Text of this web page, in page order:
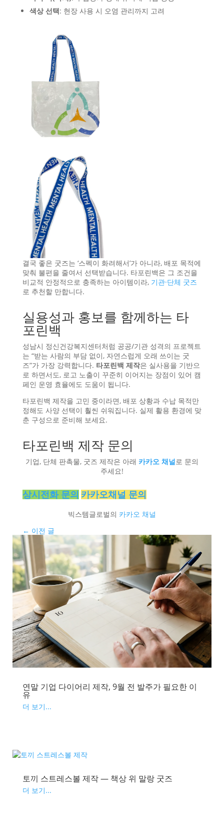
색상 선택: 현장 사용 시 오염 관리까지 고려
결국 좋은 굿즈는 ‘스펙이 화려해서’가 아니라, 배포 목적에
맞춰 불편을 줄여서 선택받습니다. 타포린백은 그 조건을
비교적 안정적으로 충족하는 아이템이라, 기관·단체 굿즈
로 추천할 만합니다.
실용성과 홍보를 함께하는 타
포린백
성남시 정신건강복지센터처럼 공공/기관 성격의 프로젝트
는 “받는 사람의 부담 없이, 자연스럽게 오래 쓰이는 굿
즈”가 가장 강력합니다. 타포린백 제작은 실사용을 기반으
로 하면서도, 로고 노출이 꾸준히 이어지는 장점이 있어 캠
페인 운영 효율에도 도움이 됩니다.
타포린백 제작을 고민 중이라면, 배포 상황과 수납 목적만
정해도 사양 선택이 훨씬 쉬워집니다. 실제 활용 환경에 맞
춘 구성으로 준비해 보세요.
타포린백 제작 문의
기업, 단체 판촉물, 굿즈 제작은 아래 카카오 채널로 문의
주세요!
상시전화 문의 카카오채널 문의
빅스템글로벌의 카카오 채널
← 이전 글
다음 글 →
연말 기업 다이어리 제작, 9월 전 발주가 필요한 이
유
더 보기...
토끼 스트레스볼 제작 — 책상 위 말랑 굿즈
더 보기...